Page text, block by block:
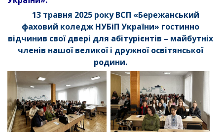
13 травня 2025 року ВСП «Бережанський
фаховий коледж НУБіП України» гостинно
відчинив свої двері для абітурієнтів – майбутніх
членів нашої великої і дружної освітянської
родини.